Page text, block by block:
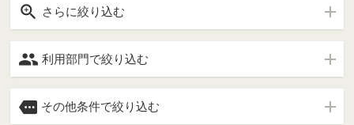
 さらに絞り込む
 利用部門で絞り込む
 その他条件で絞り込む